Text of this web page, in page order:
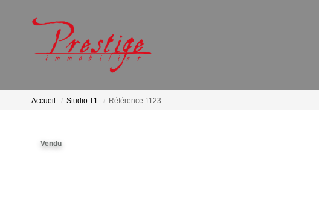
Accueil Studio T1 Référence 1123
Vendu